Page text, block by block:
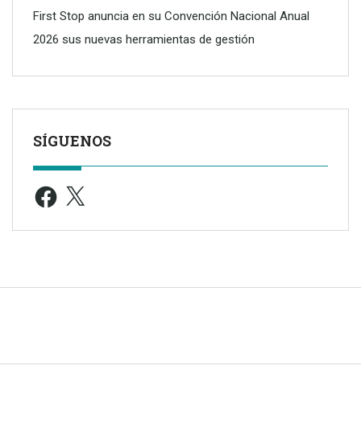
First Stop anuncia en su Convención Nacional Anual
2026 sus nuevas herramientas de gestión
SÍGUENOS
Facebook
X